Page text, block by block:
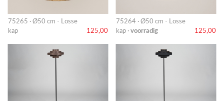
75265 · Ø50 cm - Losse
kap
125,00
75264 · Ø50 cm - Losse
kap · voorradig 125,00